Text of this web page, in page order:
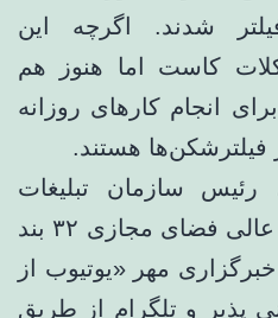
شدند. اگرچه این
کاست اما هنوز هم
انجام کارهای روزانه
فیلترشکن‌ها هستند.
سازمان تبلیغات
اسلامی، مصوبه شورای عالی فضای مجازی ۳۲ بند
مهر «یوتیوب از
پذیر و تلگرام از طریق